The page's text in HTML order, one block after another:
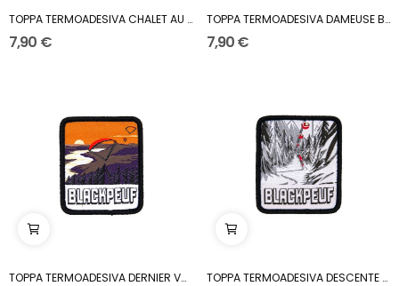
TOPPA TERMOADESIVA CHALET AU BORD DU LAC
7,90 €
TOPPA TERMOADESIVA DAMEUSE BY NIGHT
7,90 €
TOPPA TERMOADESIVA DERNIER VOL TOPPA TERMOADESIVA DESCENTE SOUS LES CABINES